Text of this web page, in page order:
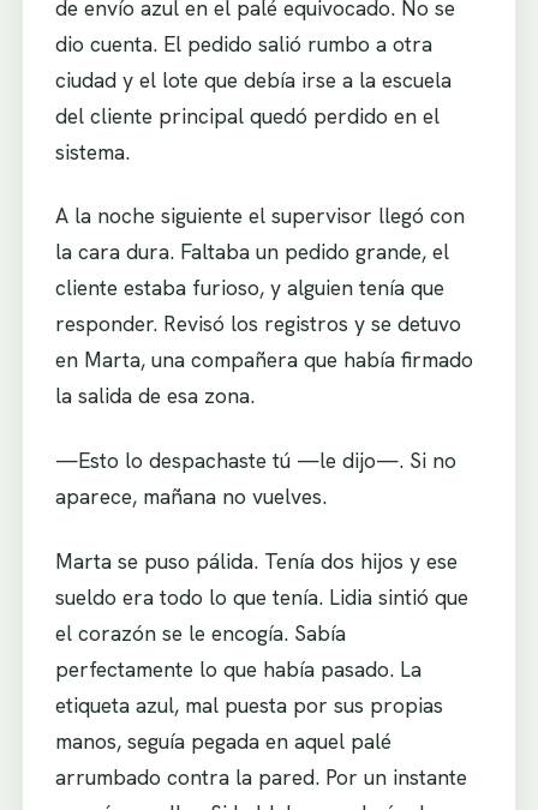
de envío azul en el palé equivocado. No se
dio cuenta. El pedido salió rumbo a otra
ciudad y el lote que debía irse a la escuela
del cliente principal quedó perdido en el
sistema.
A la noche siguiente el supervisor llegó con
la cara dura. Faltaba un pedido grande, el
cliente estaba furioso, y alguien tenía que
responder. Revisó los registros y se detuvo
en Marta, una compañera que había firmado
la salida de esa zona.
—Esto lo despachaste tú —le dijo—. Si no
aparece, mañana no vuelves.
Marta se puso pálida. Tenía dos hijos y ese
sueldo era todo lo que tenía. Lidia sintió que
el corazón se le encogía. Sabía
perfectamente lo que había pasado. La
etiqueta azul, mal puesta por sus propias
manos, seguía pegada en aquel palé
arrumbado contra la pared. Por un instante